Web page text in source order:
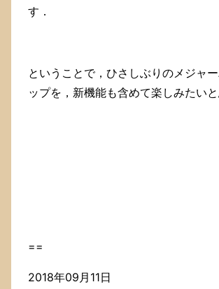
す．
ということで，ひさしぶりのメジャ
ップを，新機能も含めて楽しみたいと
==
2018年09月11日